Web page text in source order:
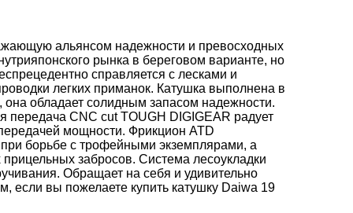
альянсом надежности и превосходных
рынка в береговом варианте, но
справляется с лесками и
легких приманок. Катушка выполнена в
обладает солидным запасом надежности.
передача CNC cut TOUGH DIGIGEAR радует
мощности. Фрикцион ATD
борьбе с трофейными экземплярами, а
забросов. Система лесоукладки
Обращает на себя и удивительно
если вы пожелаете купить катушку Daiwa 19